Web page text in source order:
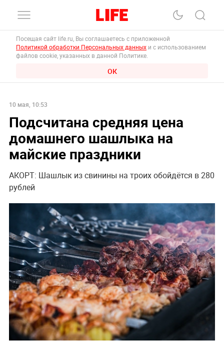
Посещая сайт life.ru, Вы соглашаетесь с приложенной
Политикой обработки Персональных данных и с использованием
файлов cookie, указанных в данной Политике.
ОК
10 мая, 10:53
Подсчитана средняя цена
домашнего шашлыка на
майские праздники
АКОРТ: Шашлык из свинины на троих обойдётся в 280
рублей